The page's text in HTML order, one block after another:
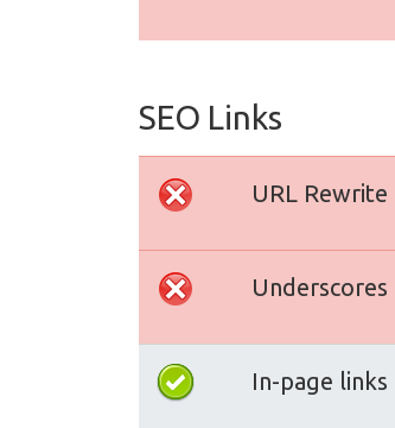
SEO Links
URL Rewrite
Underscores
In-page links